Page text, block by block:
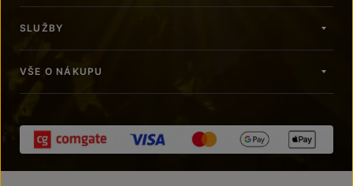
SLUŽBY
VŠE O NÁKUPU